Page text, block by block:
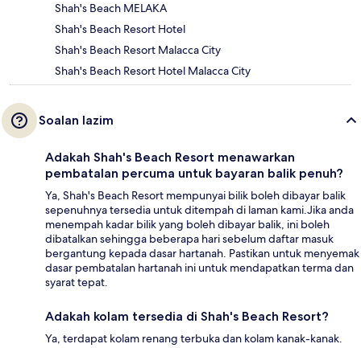
Shah's Beach MELAKA
Shah's Beach Resort Hotel
Shah's Beach Resort Malacca City
Shah's Beach Resort Hotel Malacca City
Soalan lazim
Adakah Shah's Beach Resort menawarkan
pembatalan percuma untuk bayaran balik penuh?
Ya, Shah's Beach Resort mempunyai bilik boleh dibayar balik
sepenuhnya tersedia untuk ditempah di laman kami.Jika anda
menempah kadar bilik yang boleh dibayar balik, ini boleh
dibatalkan sehingga beberapa hari sebelum daftar masuk
bergantung kepada dasar hartanah. Pastikan untuk menyemak
dasar pembatalan hartanah ini untuk mendapatkan terma dan
syarat tepat.
Adakah kolam tersedia di Shah's Beach Resort?
Ya, terdapat kolam renang terbuka dan kolam kanak-kanak.